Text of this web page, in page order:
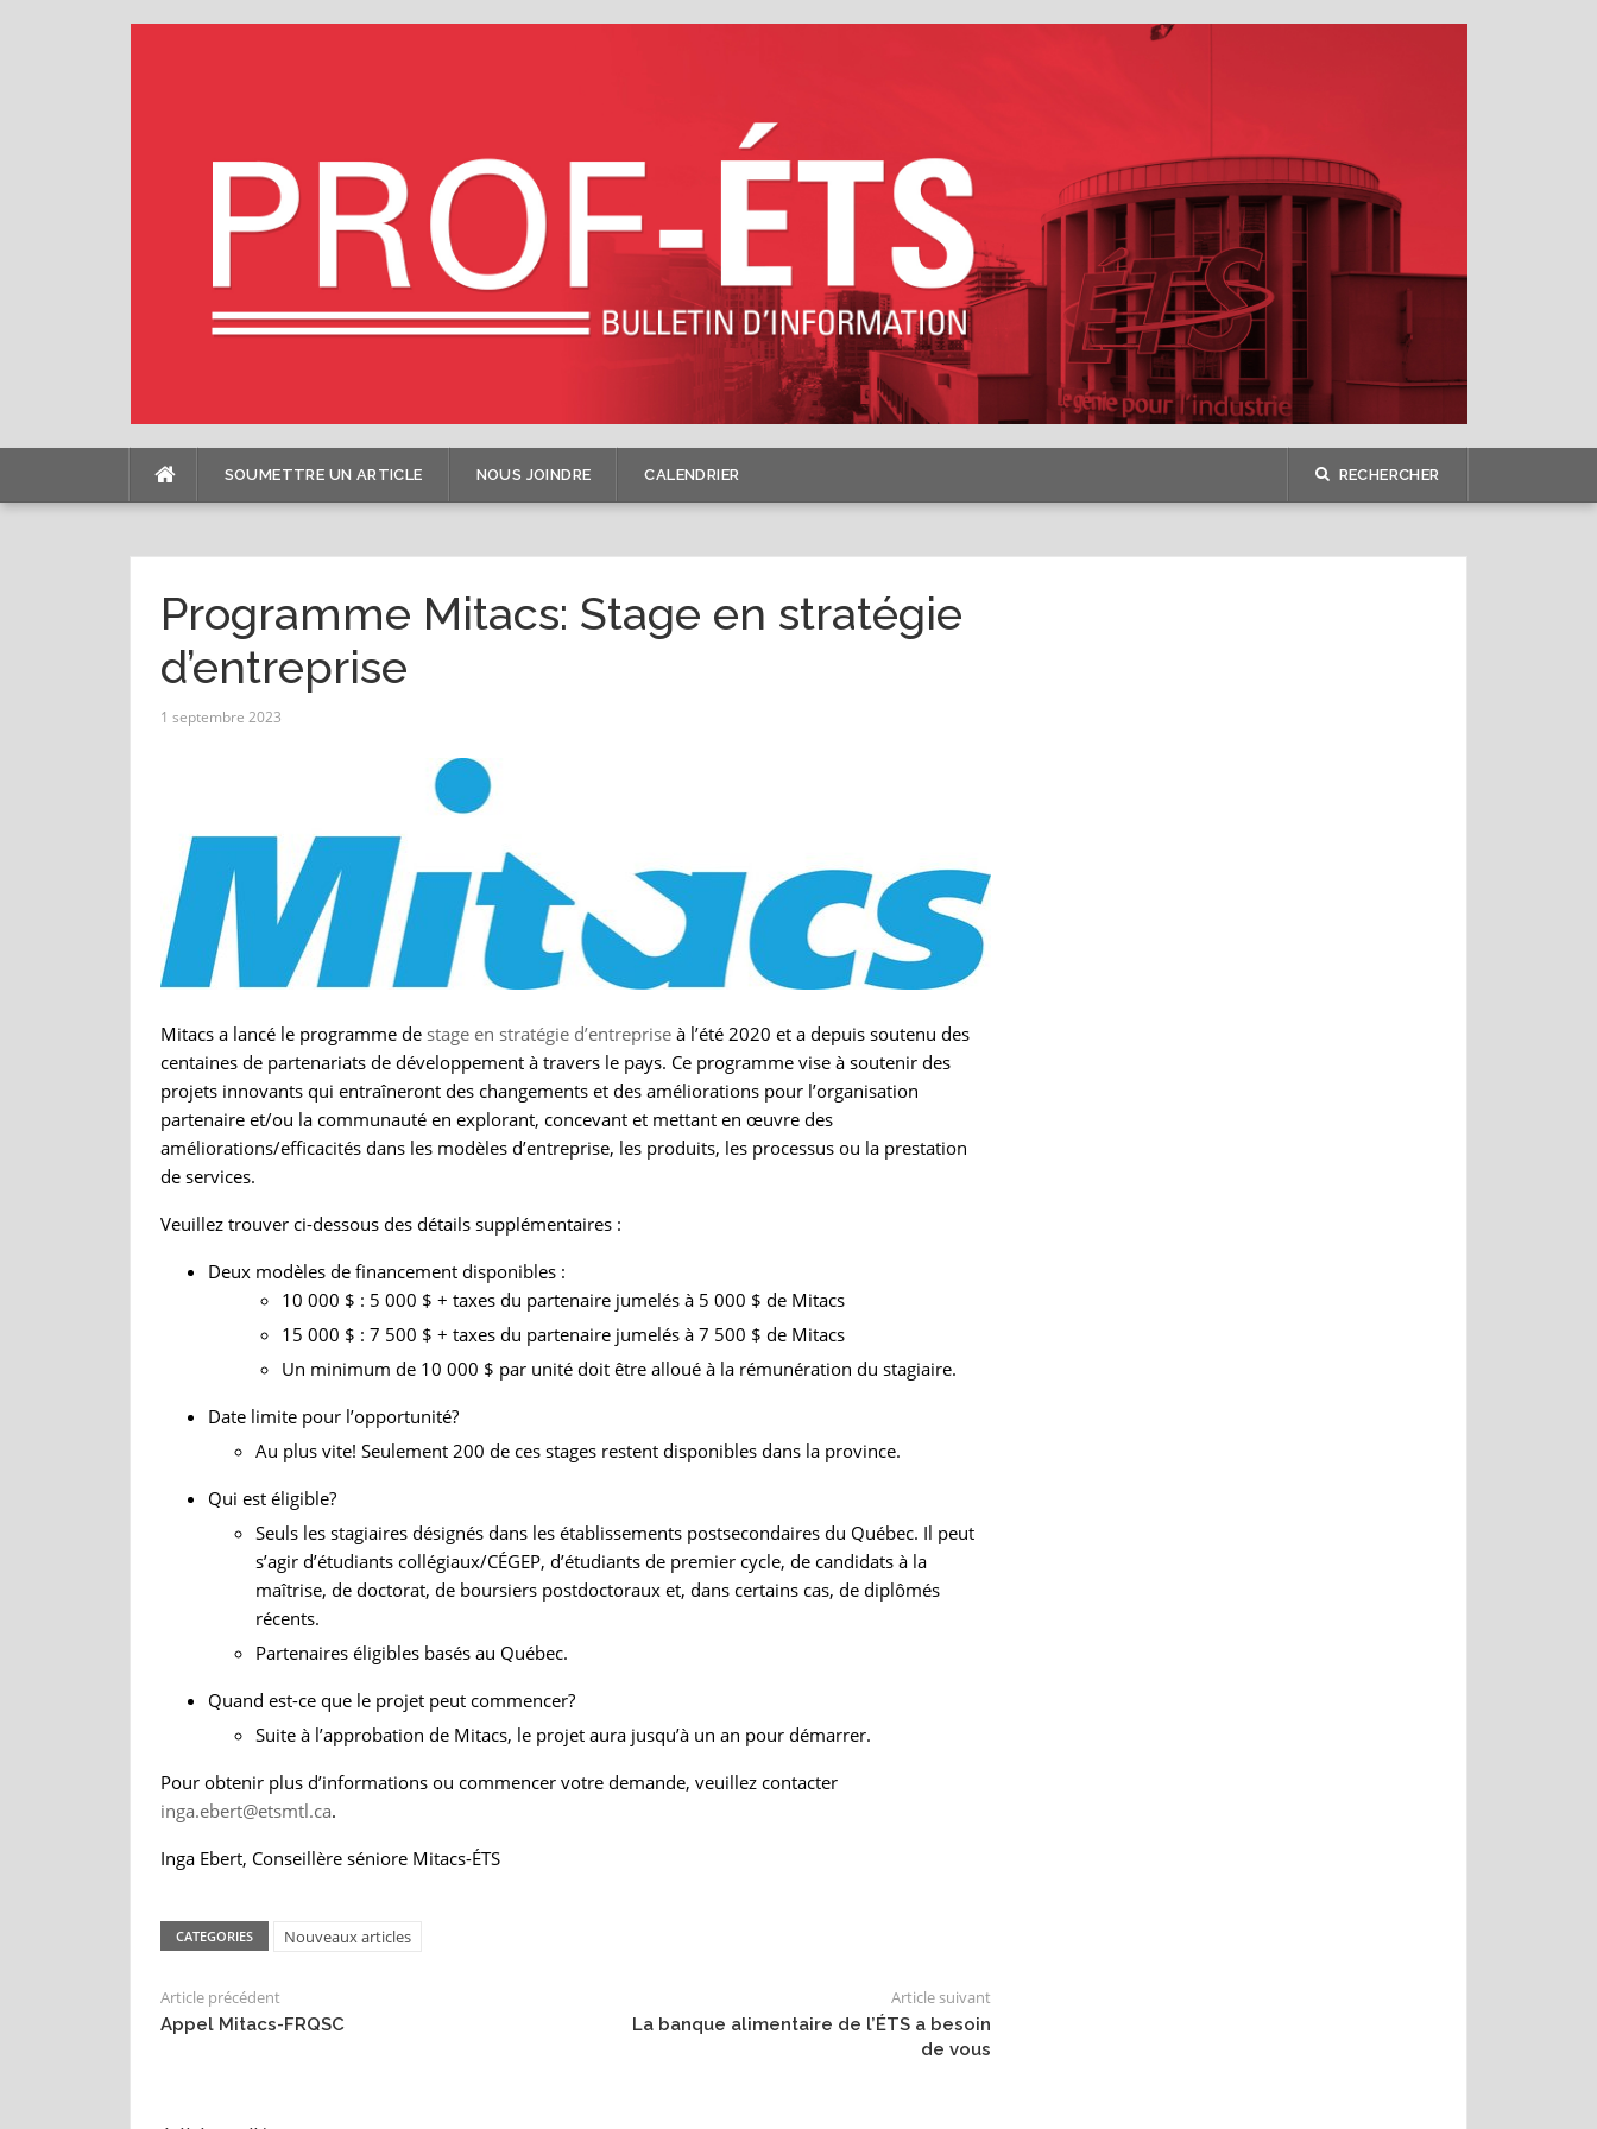
SOUMETTRE UN ARTICLE NOUS JOINDRE CALENDRIER RECHERCHER
Programme Mitacs: Stage en stratégie
d’entreprise
1 septembre 2023
Mitacs a lancé le programme de stage en stratégie d’entrepriseà l’été 2020 et a depuis soutenu des
centaines de partenariats de développement à travers le pays. Ce programme vise à soutenir des
projets innovants qui entraîneront des changements et des améliorations pour l’organisation
partenaire et/ou la communauté en explorant, concevant et mettant en œuvre des
améliorations/efficacités dans les modèles d’entreprise, les produits, les processus ou la prestation
de services.
Veuillez trouver ci-dessous des détails supplémentaires :
Deux modèles de financement disponibles :
10 000 $ : 5 000 $ + taxes du partenaire jumelés à 5 000 $ de Mitacs
15 000 $ : 7 500 $ + taxes du partenaire jumelés à 7 500 $ de Mitacs
Un minimum de 10 000 $ par unité doit être alloué à la rémunération du stagiaire.
Date limite pour l’opportunité?
Au plus vite! Seulement 200 de ces stages restent disponibles dans la province.
Qui est éligible?
Seuls les stagiaires désignés dans les établissements postsecondaires du Québec. Il peut
s’agir d’étudiants collégiaux/CÉGEP, d’étudiants de premier cycle, de candidats à la
maîtrise, de doctorat, de boursiers postdoctoraux et, dans certains cas, de diplômés
récents.
Partenaires éligibles basés au Québec.
Quand est-ce que le projet peut commencer?
Suite à l’approbation de Mitacs, le projet aura jusqu’à un an pour démarrer.
Pour obtenir plus d’informations ou commencer votre demande, veuillez contacter
inga.ebert@etsmtl.ca.
Inga Ebert, Conseillère séniore Mitacs-ÉTS
CATEGORIES Nouveaux articles
Article précédent
Appel Mitacs-FRQSC
Article suivant
La banque alimentaire de l’ÉTS a besoin
de vous